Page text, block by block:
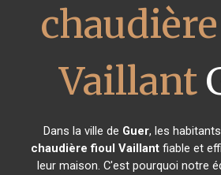
Vaillant
Dans la ville de Guer, les
chaudière fioul Vaillantfiable et
leur maison. C'est pourquoi notre